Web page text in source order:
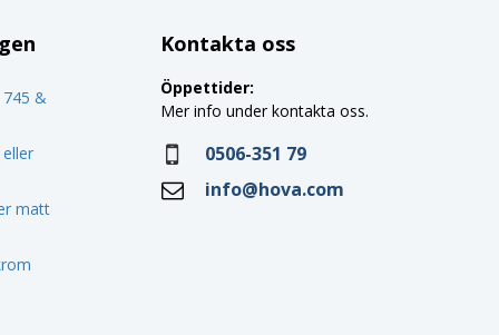
&
matt
Kontakta oss
Öppettider:
Mer info under kontakta oss.
0506-351 79
info@hova.com